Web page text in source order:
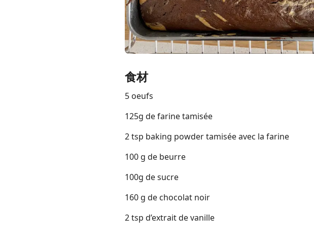
食材
5 oeufs
125g de farine tamisée
2 tsp baking powder tamisée avec la farine
100 g de beurre
100g de sucre
160 g de chocolat noir
2 tsp d’extrait de vanille